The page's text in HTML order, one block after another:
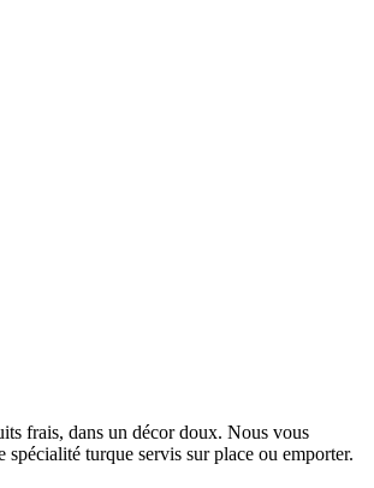
frais, dans un décor doux. Nous vous
turque servis sur place ou emporter.